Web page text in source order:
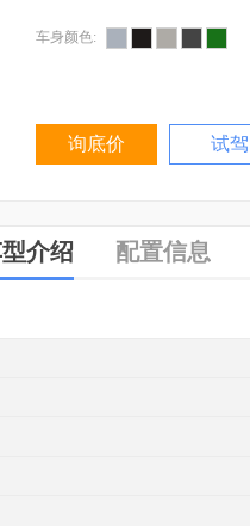
车身颜色:
询底价 试驾
介绍 配置信息